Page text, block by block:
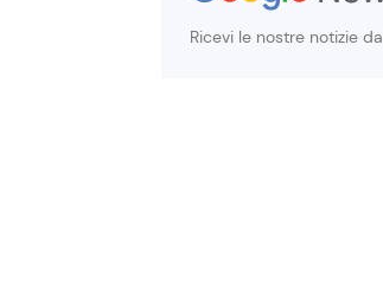
Ricevi le nostre notizie da